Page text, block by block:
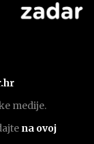
medije.
na ovoj